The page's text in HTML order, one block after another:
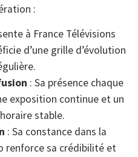
:
à France Télévisions
d’une grille d’évolution
: Sa présence chaque
exposition continue et un
stable.
: Sa constance dans la
renforce sa crédibilité et